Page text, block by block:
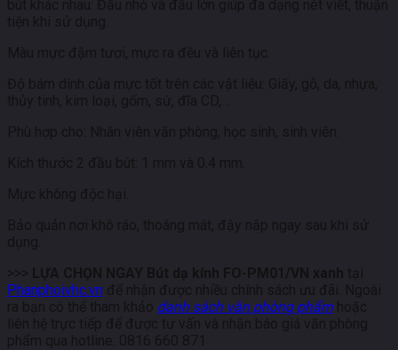
bút khác nhau: Đầu nhỏ và đầu lớn giúp đa dạng nét viết, thuận
tiện khi sử dụng.
Màu mực đậm tươi, mực ra đều và liên tục.
Độ bám dính của mực tốt trên các vật liệu: Giấy, gỗ, da, nhựa,
thủy tinh, kim loại, gốm, sứ, đĩa CD,…
Phù hợp cho: Nhân viên văn phòng, học sinh, sinh viên.
Kích thước 2 đầu bút: 1 mm và 0.4 mm.
Mực không độc hại.
Bảo quản nơi khô ráo, thoáng mát, đậy nắp ngay sau khi sử
dụng.
>>> LỰA CHỌN NGAY Bút dạ kính FO-PM01/VN xanh tại
Phanphoivhc.vn để nhận được nhiều chính sách ưu đãi. Ngoài
ra bạn có thể tham khảo danh sách văn phòng phẩm hoặc
liên hệ trực tiếp để được tư vấn và nhận báo giá văn phòng
phẩm qua hotline: 0816 660 871